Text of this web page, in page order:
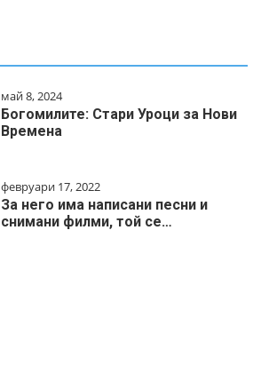
май 8, 2024
Богомилите: Стари Уроци за Нови
Времена
февруари 17, 2022
За него има написани песни и
снимани филми, той се…